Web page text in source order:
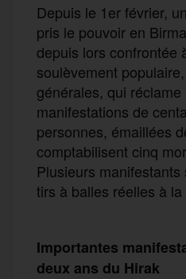
Depuis le 1er février,
pris le pouvoir en
depuis lors confrontée
soulèvement
générales, qui
manifestations de
personnes, émaillées
comptabilisent cinq
Plusieurs
tirs à balles réelles à la
Importantes
deux ans du Hirak